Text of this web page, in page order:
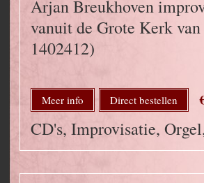
Arjan Breukhoven
vanuit de Grote Kerk
1402412)
Meer info Direct bestellen
CD's, Improvisatie,